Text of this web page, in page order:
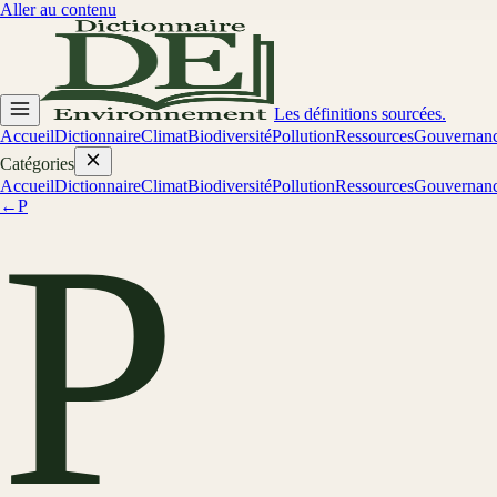
Aller au contenu
Les définitions sourcées.
AccueilDictionnaireClimatBiodiversitéPollutionRessources
Catégories
AccueilDictionnaireClimatBiodiversitéPollutionRessources
←P
P